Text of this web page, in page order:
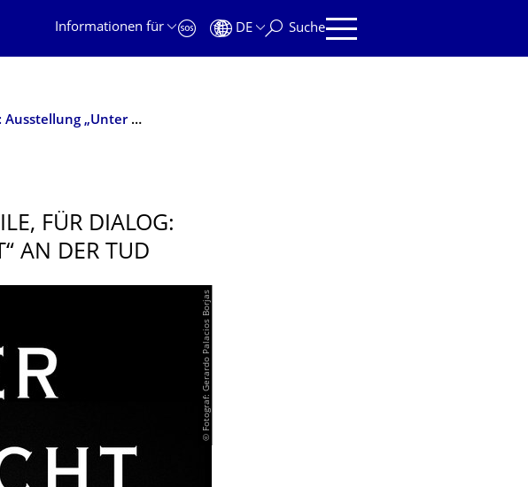
Informationen für
DE Suche
Save the Date: Gegen Vorurteile, für Dialog: Ausstellung „Unter Verdacht“ an der TUD
FÜR DIALOG:
AN DER TUD
© Fotograf: Gerardo Palacios Borjas